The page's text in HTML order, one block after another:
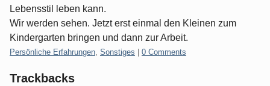
Lebensstil leben kann.
Wir werden sehen. Jetzt erst einmal den Kleinen zum
Kindergarten bringen und dann zur Arbeit.
Categories:
Persönliche Erfahrungen Sonstiges | 0 Comments
Trackbacks